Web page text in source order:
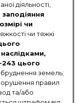
діяльності,
чи
чи тяжкі
243 цього
земель;
правил
та/або